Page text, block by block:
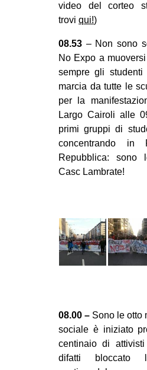
video del corteo
trovi qui!)
08.53 – Non sono
No Expo a
sempre gli
marcia da tutte le
per la
Largo Cairoli alle
primi gruppi di
concentrando in
Repubblica: sono
Casc Lambrate!
08.00 – Sono le otto
sociale è iniziato
centinaio di
difatti bloccato